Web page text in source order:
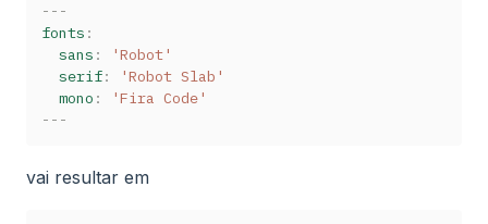
---
fonts :
sans :
'Robot'
serif:
'Robot Slab'
mono :
'Fira Code'
---
vai resultar em